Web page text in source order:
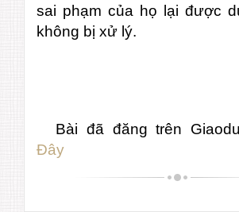
sai phạm của họ lại được
không bị xử lý.
Bài đã đăng trên
Đây